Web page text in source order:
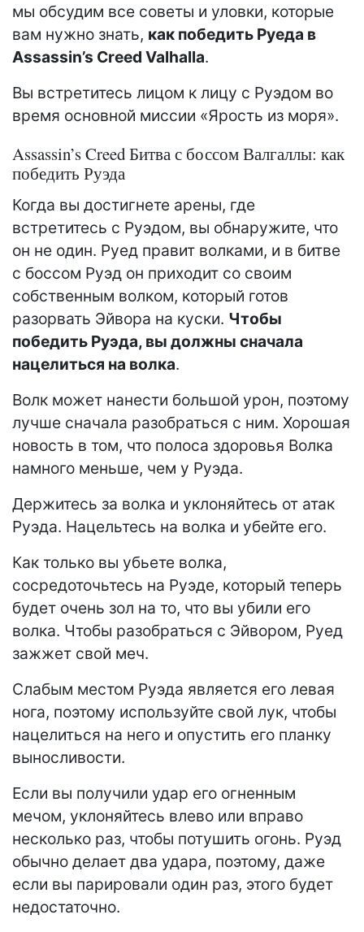
мы обсудим все советы и уловки, которые
вам нужно знать, как победить Руеда в
Assassin’s Creed Valhalla.
Вы встретитесь лицом к лицу с Руэдом во
время основной миссии «Ярость из моря».
Assassin’s Creed Битва с боссом Валгаллы: как
победить Руэда
Когда вы достигнете арены, где
встретитесь с Руэдом, вы обнаружите, что
он не один. Руед правит волками, и в битве
с боссом Руэд он приходит со своим
собственным волком, который готов
разорвать Эйвора на куски. Чтобы
победить Руэда, вы должны сначала
нацелиться на волка.
Волк может нанести большой урон, поэтому
лучше сначала разобраться с ним. Хорошая
новость в том, что полоса здоровья Волка
намного меньше, чем у Руэда.
Держитесь за волка и уклоняйтесь от атак
Руэда. Нацельтесь на волка и убейте его.
Как только вы убьете волка,
сосредоточьтесь на Руэде, который теперь
будет очень зол на то, что вы убили его
волка. Чтобы разобраться с Эйвором, Руед
зажжет свой меч.
Слабым местом Руэда является его левая
нога, поэтому используйте свой лук, чтобы
нацелиться на него и опустить его планку
выносливости.
Если вы получили удар его огненным
мечом, уклоняйтесь влево или вправо
несколько раз, чтобы потушить огонь. Руэд
обычно делает два удара, поэтому, даже
если вы парировали один раз, этого будет
недостаточно.